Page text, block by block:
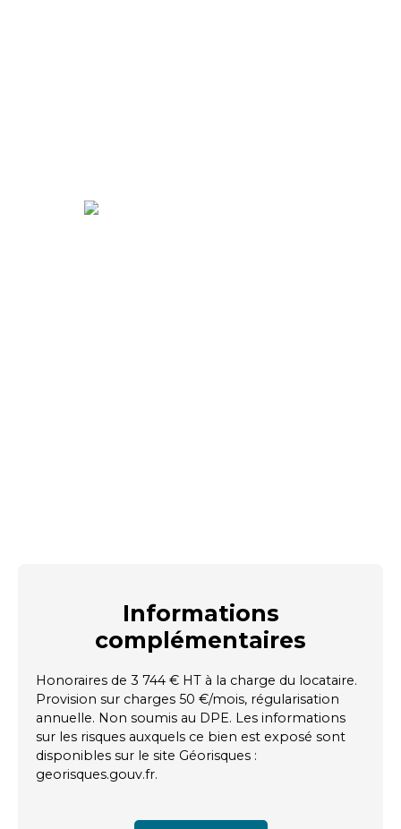
Informations
complémentaires
Honoraires de 3 744 € HT à la charge du locataire.
Provision sur charges 50 €/mois, régularisation
annuelle. Non soumis au DPE. Les informations
sur les risques auxquels ce bien est exposé sont
disponibles sur le site Géorisques :
georisques.gouv.fr.